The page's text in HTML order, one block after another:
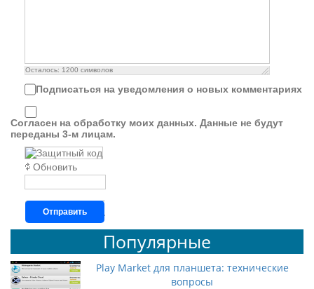
Осталось: 1200 символов
Подписаться на уведомления о новых комментариях
Согласен на обработку моих данных. Данные не будут
переданы 3-м лицам.
Обновить
Отправить
Популярные
Play Market для планшета: технические
вопросы